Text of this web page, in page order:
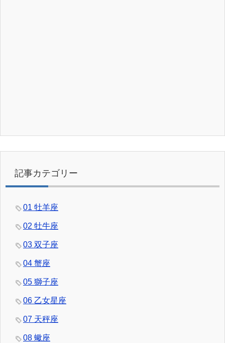
記事カテゴリー
01 牡羊座
02 牡牛座
03 双子座
04 蟹座
05 獅子座
06 乙女星座
07 天秤座
08 蠍座